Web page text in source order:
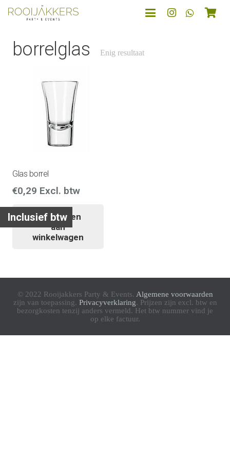
Inclusief btw
borrelglas Enig resultaat
Glas borrel
€0,29 Excl. btw
Toevoegen
aan
winkelwagen
© 2022 Rooijakkers Party & Events. Algemene voorwaarden
zijn van toepassing. Privacyverklaring. Prijzen zijn excl. btw en
bezorgkosten tenzij anders vermeld. Het btw nummer vind je
op elke factuur.